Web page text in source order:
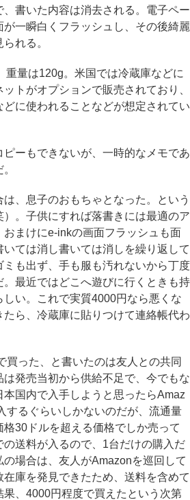
書いた内容は消去される。電子ペー
一瞬白くフラッシュし、その後綺麗
れる。
量は120g。米国では冷蔵庫などに
トがオプションで販売されており、
に使われることなどが想定されてい
ーもできないが、一時的なメモであ
、息子のおもちゃとなった。という
。子供にすれば落書きには最適のア
まけにe-inkの画面フラッシュも面
ては消し書いては消しを繰り返して
も出ず、手も服も汚れないから丁度
最近ではどこへ遊びに行くときも持
い。これで実質4000円なら悪くな
ら、冷蔵庫に貼りつけて連絡帳代わ
った、と書いたのは友人との共同
発売当初から供給不足で、今でもな
国内で入手しようと思ったらAmaz
するぐらいしかないのだが、流通量
30ドルを超える価格でしか売って
送料が入るので、1台だけの購入だ
場合は、友人がAmazonを巡回して
庫を発見できたため、送料を含めて
果、4000円程度で買えたという次第